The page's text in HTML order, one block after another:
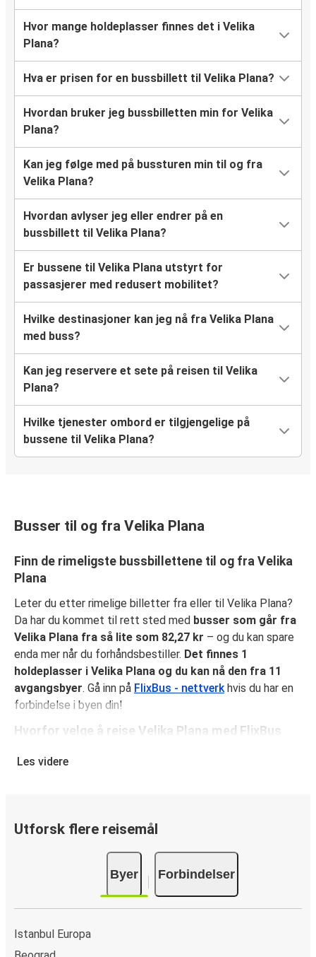
Hvor mange holdeplasser finnes det i Velika
Plana?
Hva er prisen for en bussbillett til Velika Plana?
Hvordan bruker jeg bussbilletten min for Velika
Plana?
Kan jeg følge med på bussturen min til og fra
Velika Plana?
Hvordan avlyser jeg eller endrer på en
bussbillett til Velika Plana?
Er bussene til Velika Plana utstyrt for
passasjerer med redusert mobilitet?
Hvilke destinasjoner kan jeg nå fra Velika Plana
med buss?
Kan jeg reservere et sete på reisen til Velika
Plana?
Hvilke tjenester ombord er tilgjengelige på
bussene til Velika Plana?
Busser til og fra Velika Plana
Finn de rimeligste bussbillettene til og fra Velika
Plana
Leter du etter rimelige billetter fra eller til Velika Plana?
Da har du kommet til rett sted med busser som går fra
Velika Plana fra så lite som 82,27 kr – og du kan spare
enda mer når du forhåndsbestiller. Det finnes 1
holdeplasser i Velika Plana og du kan nå den fra 11
avgangsbyer. Gå inn på FlixBus - nettverkhvis du har en
forbindelse i byen din!
Hvorfor velge å reise Velika Plana med FlixBus
FlixBus kombinerer rimelige priser med komfort for å gi en
favorittsete når du reserverer billetten din, som inkluderer
Hvordan reservere bussbillett til eller fra Velika
Det er lekende lett å reservere en billett med FlixBus: på
App, kan du fullføre bestillingen på bare noen få klikk. Når
Les videre
Utforsk flere reisemål
Byer Forbindelser
Istanbul Europa